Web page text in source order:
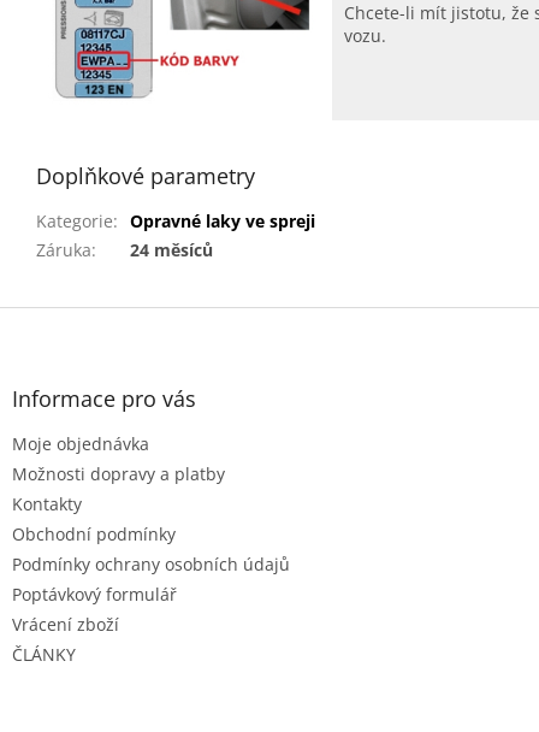
Chcete-li mít jistotu, že
vozu.
Doplňkové parametry
Kategorie: Opravné laky ve spreji
Záruka: 24 měsíců
Z
Informace pro vás
Moje objednávka
Možnosti dopravy a platby
Kontakty
Obchodní podmínky
Podmínky ochrany osobních údajů
Poptávkový formulář
Vrácení zboží
ČLÁNKY